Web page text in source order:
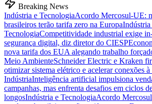
Breaking News
Indústria e TecnologiaAcordo Mercosul-UE:
brasileiros terão tarifa zero na EuropaIndústria
TecnologiaCompetitividade industrial exige
segurança digital, diz diretor do CIESP
nova tarifa dos EUA alegando trabalho
Meio AmbienteSchneider Electric e Kraken
otimizar sistema elétrico e acelerar conexões à
IndústriaInteligência artificial impulsiona
campanhas, mas enfrenta desafios em ciclos
longosIndústria e TecnologiaAcordo